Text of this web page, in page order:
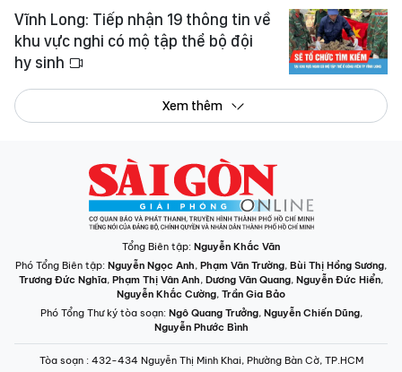
Vĩnh Long: Tiếp nhận 19 thông tin về
khu vực nghi có mộ tập thể bộ đội
hy sinh
Xem thêm
Tổng Biên tập: Nguyễn Khắc Văn
Phó Tổng Biên tập: Nguyễn Ngọc Anh, Phạm Văn Trường, Bùi Thị Hồng Sương,
Trương Đức Nghĩa, Phạm Thị Vân Anh, Dương Văn Quang, Nguyễn Đức Hiển,
Nguyễn Khắc Cường, Trần Gia Bảo
Phó Tổng Thư ký tòa soạn: Ngô Quang Trưởng, Nguyễn Chiến Dũng,
Nguyễn Phước Bình
Tòa soạn : 432-434 Nguyễn Thị Minh Khai, Phường Bàn Cờ, TP.HCM